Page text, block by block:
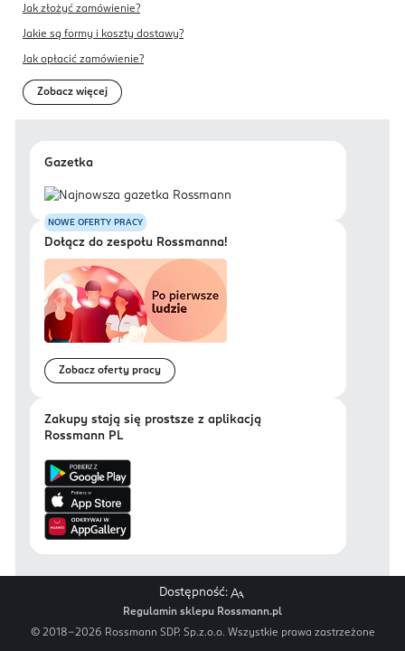
Jak złożyć zamówienie?
Jakie są formy i koszty dostawy?
Jak opłacić zamówienie?
Zobacz więcej
Gazetka
NOWE OFERTY PRACY
Dołącz do zespołu Rossmanna!
Zobacz oferty pracy
Zakupy stają się prostsze z aplikacją
Rossmann PL
Dostępność:
Regulamin sklepu Rossmann.pl
© 2018-2026 Rossmann SDP. Sp.z.o.o. Wszystkie prawa zastrzeżone